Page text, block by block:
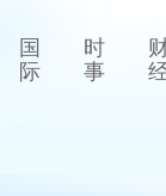
国
际
时
事